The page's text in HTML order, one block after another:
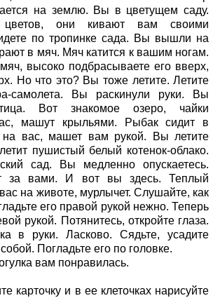
на землю. Вы в цветущем саду.
цветов, они кивают вам своими
по тропинке сада. Вы вышли на
в мяч. Мяч катится к вашим ногам.
высоко подбрасываете его вверх,
Но что это? Вы тоже летите. Летите
самолета. Вы раскинули руки. Вы
Вот знакомое озеро, чайки
машут крыльями. Рыбак сидит в
на вас, машет вам рукой. Вы летите
пушистый белый котенок-облако.
сад. Вы медленно опускаетесь.
за вами. И вот вы здесь. Теплый
на животе, мурлычет. Слушайте, как
его правой рукой нежно. Теперь
рукой. Потянитесь, откройте глаза.
в руки. Ласково. Сядьте, усадите
Погладьте его по головке.
вам понравилась.
карточку и в ее клеточках нарисуйте